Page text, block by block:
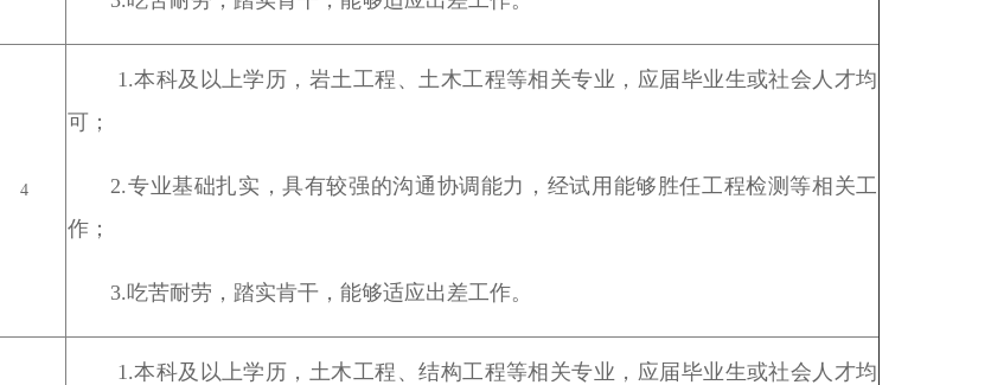
4
1.本科及以上学历，岩土工程、土木工程等相关专业，应届毕业生或社会人才均
可；
2.专业基础扎实，具有较强的沟通协调能力，经试用能够胜任工程检测等相关工
作；
3.吃苦耐劳，踏实肯干，能够适应出差工作。
1.本科及以上学历，土木工程、结构工程等相关专业，应届毕业生或社会人才均